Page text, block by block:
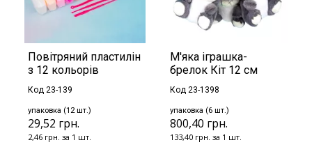
Повітряний пластилін
з 12 кольорів
Код 23-139
упаковка (12 шт.)
29,52 грн.
2,46 грн. за 1 шт.
М'яка іграшка-
брелок Кіт 12 см
Код 23-1398
упаковка (6 шт.)
800,40 грн.
133,40 грн. за 1 шт.